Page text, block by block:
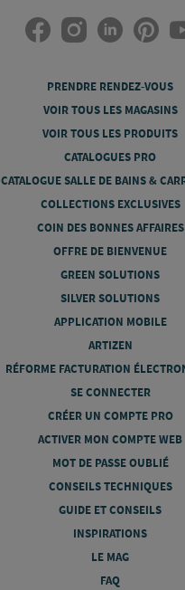
PRENDRE RENDEZ-VOUS
VOIR TOUS LES MAGASINS
VOIR TOUS LES PRODUITS
CATALOGUES PRO
CATALOGUE SALLE DE BAINS &
COLLECTIONS EXCLUSIVES
COIN DES BONNES AFFAIRES
OFFRE DE BIENVENUE
GREEN SOLUTIONS
SILVER SOLUTIONS
APPLICATION MOBILE
ARTIZEN
RÉFORME FACTURATION
SE CONNECTER
CRÉER UN COMPTE PRO
ACTIVER MON COMPTE WEB
MOT DE PASSE OUBLIÉ
CONSEILS TECHNIQUES
GUIDE ET CONSEILS
INSPIRATIONS
LE MAG
FAQ